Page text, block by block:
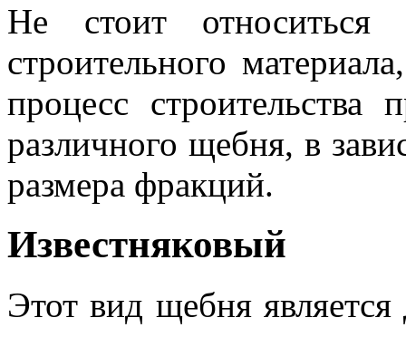
Не стоит
строительного
процесс строительства
различного щебня, в
размера фракций.
Известняковый
Этот вид щебня